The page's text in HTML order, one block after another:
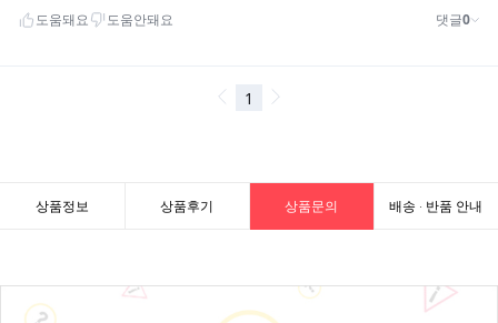
상품정보 상품후기 상품문의 배송 · 반품 안내